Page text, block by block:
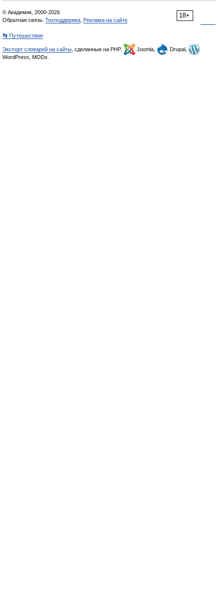
18+
© Академик, 2000-2026
Обратная связь: Техподдержка Реклама на сайте
👣 Путешествия
Экспорт словарей на сайты , сделанные на PHP, Joomla,
Drupal,
WordPress, MODx.